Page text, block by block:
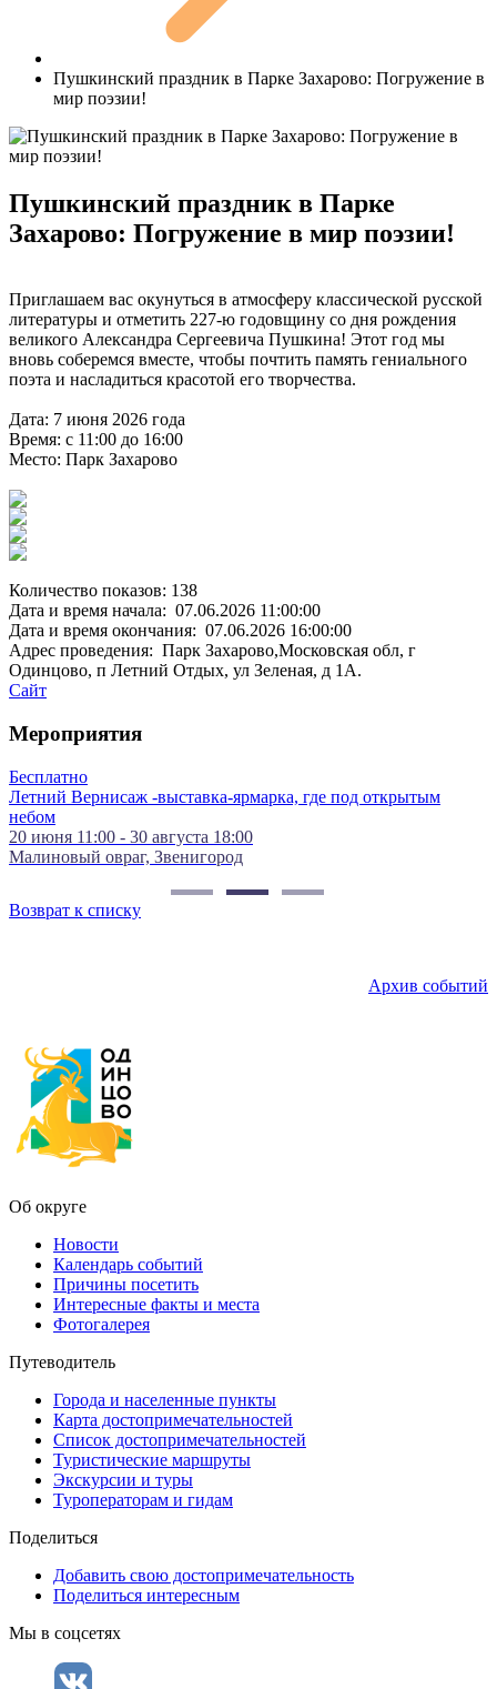
Пушкинский праздник в Парке Захарово: Погружение в
мир поэзии!
Пушкинский праздник в Парке
Захарово: Погружение в мир поэзии!
Приглашаем вас окунуться в атмосферу классической русской
литературы и отметить 227-ю годовщину со дня рождения
великого Александра Сергеевича Пушкина! Этот год мы
вновь соберемся вместе, чтобы почтить память гениального
поэта и насладиться красотой его творчества.
Дата: 7 июня 2026 года
Время: с 11:00 до 16:00
Место: Парк Захарово
Количество показов: 138
Дата и время начала: 07.06.2026 11:00:00
Дата и время окончания: 07.06.2026 16:00:00
Адрес проведения: Парк Захарово,Московская обл, г
Одинцово, п Летний Отдых, ул Зеленая, д 1А.
Сайт
Мероприятия
Бесплатно
Летний Вернисаж -выставка-ярмарка, где под открытым
небом
20 июня 11:00 - 30 августа 18:00
Малиновый овраг, Звенигород
Возврат к списку
Архив событий
Об округе
Новости
Календарь событий
Причины посетить
Интересные факты и места
Фотогалерея
Путеводитель
Города и населенные пункты
Карта достопримечательностей
Список достопримечательностей
Туристические маршруты
Экскурсии и туры
Туроператорам и гидам
Поделиться
Добавить свою достопримечательность
Поделиться интересным
Мы в соцсетях